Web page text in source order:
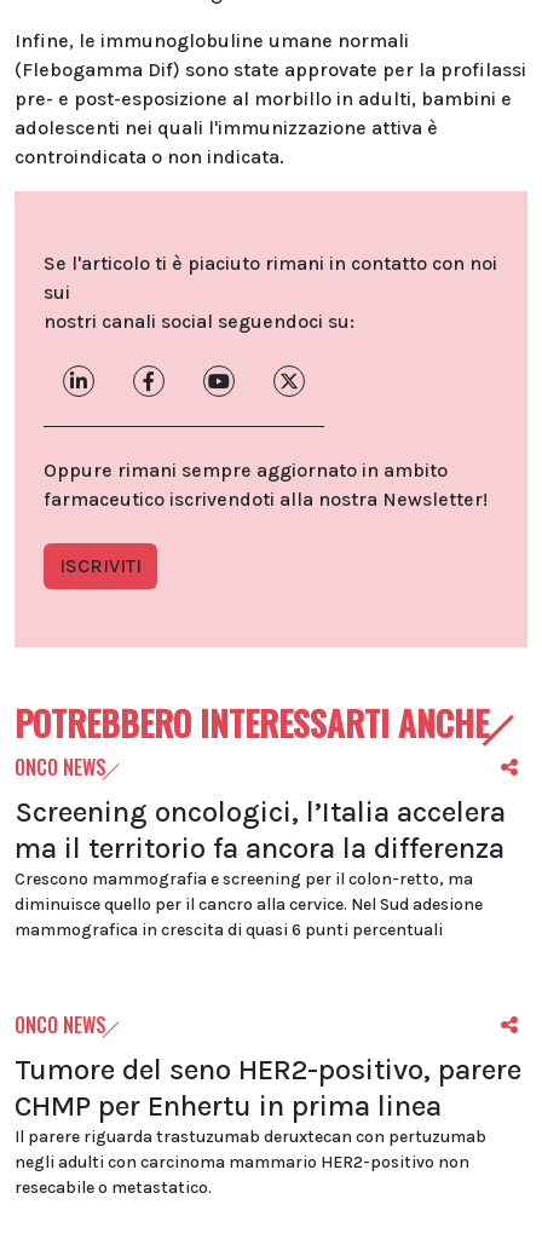
Infine, le immunoglobuline umane normali
(Flebogamma Dif) sono state approvate per la profilassi
pre- e post-esposizione al morbillo in adulti, bambini e
adolescenti nei quali l'immunizzazione attiva è
controindicata o non indicata.
Se l'articolo ti è piaciuto rimani in contatto con noi
sui
nostri canali social seguendoci su:
Oppure rimani sempre aggiornato in ambito
farmaceutico iscrivendoti alla nostra Newsletter!
ISCRIVITI
POTREBBERO INTERESSARTI ANCHE
ONCO NEWS
Screening oncologici, l’Italia accelera
ma il territorio fa ancora la differenza
Crescono mammografia e screening per il colon-retto, ma
diminuisce quello per il cancro alla cervice. Nel Sud adesione
mammografica in crescita di quasi 6 punti percentuali
ONCO NEWS
Tumore del seno HER2-positivo, parere
CHMP per Enhertu in prima linea
Il parere riguarda trastuzumab deruxtecan con pertuzumab
negli adulti con carcinoma mammario HER2-positivo non
resecabile o metastatico.